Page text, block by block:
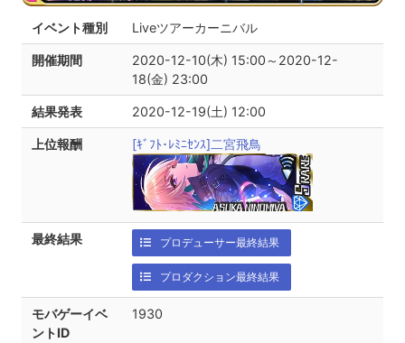
イベント種別 Liveツアーカーニバル
開催期間
2020-12-10(木) 15:00～2020-12-
18(金) 23:00
結果発表 2020-12-19(土) 12:00
上位報酬 [ｷﾞﾌﾄ･ﾚﾐﾆｾﾝｽ]二宮飛鳥
最終結果 プロデューサー最終結果
プロダクション最終結果
モバゲーイベ
ントID
1930